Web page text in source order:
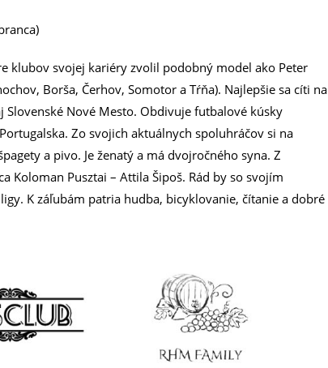
klubov svojej kariéry zvolil podobný model ako Peter
Borša, Čerhov, Somotor a Tŕňa). Najlepšie sa cíti na
Slovenské Nové Mesto. Obdivuje futbalové kúsky
Zo svojich aktuálnych spoluhráčov si na
a pivo. Je ženatý a má dvojročného syna. Z
Pusztai – Attila Šipoš. Rád by so svojím
K záľubám patria hudba, bicyklovanie, čítanie a dobré